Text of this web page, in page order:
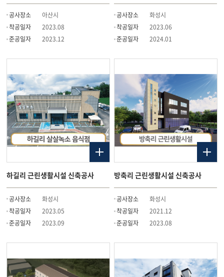
공사장소
아산시
착공일자
2023.08
준공일자
2023.12
공사장소
화성시
착공일자
2023.06
준공일자
2024.01
하길리 근린생활시설 신축공사
공사장소
화성시
착공일자
2023.05
준공일자
2023.09
방축리 근린생활시설 신축공사
공사장소
화성시
착공일자
2021.12
준공일자
2023.08